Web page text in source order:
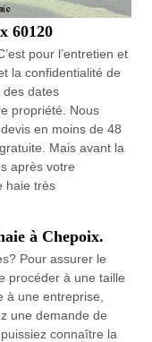
60120
pour l’entretien et
la confidentialité de
des dates
propriété. Nous
en moins de 48
Mais avant la
après votre
haie très
à Chepoix.
Pour assurer le
procéder à une taille
à une entreprise,
une demande de
connaître la